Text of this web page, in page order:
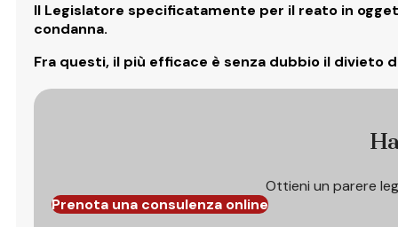
Il Legislatore specificatamente per il reato in
condanna.
Fra questi, il più efficace è senza dubbio il divieto
Ottieni un parere
Prenota una consulenza online